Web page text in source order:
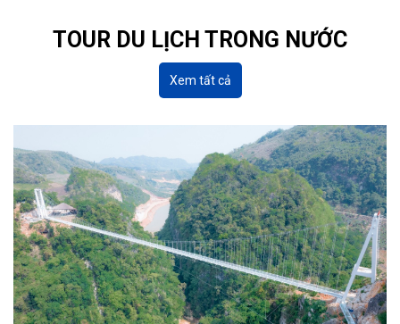
TOUR DU LỊCH TRONG NƯỚC
Xem tất cả